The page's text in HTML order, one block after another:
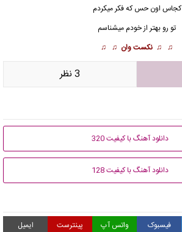
کجاس اون حس که فکر میکردم
تو رو بهتر از خودم میشناسم
♫ ♫ نکست وان ♫ ♫
3 نظر
دانلود آهنگ با کیفیت 320
دانلود آهنگ با کیفیت 128
فیسبوک واتس آپ پینترست ایمیل